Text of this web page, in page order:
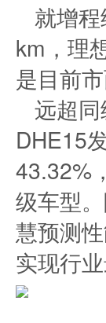
就增
km，理
是目前
远超
DHE15
43.32%
级车型
慧预测
实现行